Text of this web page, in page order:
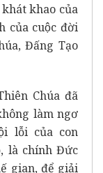
khao của
của cuộc đời
Đấng Tạo
Chúa đã
làm ngơ
lỗi của con
là chính Đức
gian, để giải